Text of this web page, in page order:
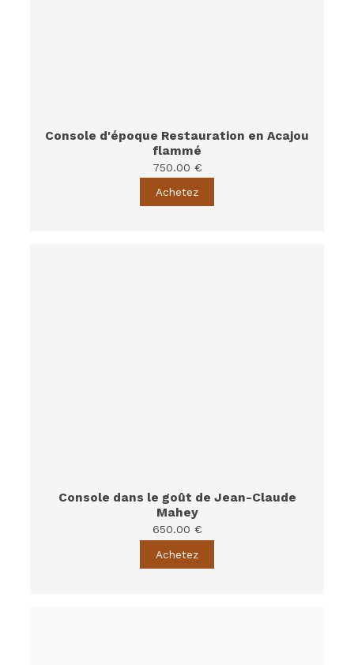
Console d'époque Restauration en Acajou
flammé
750.00 €
Achetez
Console dans le goût de Jean-Claude
Mahey
650.00 €
Achetez